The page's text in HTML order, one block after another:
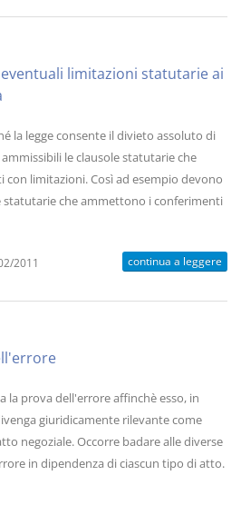
limitazioni statutarie ai
la legge consente il divieto assoluto di
le clausole statutarie che
limitazioni. Così ad esempio devono
statutarie che ammettono i conferimenti
2011 continua a leggere
la prova dell'errore affinchè esso, in
giuridicamente rilevante come
negoziale. Occorre badare alle diverse
in dipendenza di ciascun tipo di atto.